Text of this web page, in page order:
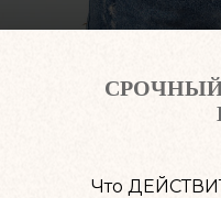
Что